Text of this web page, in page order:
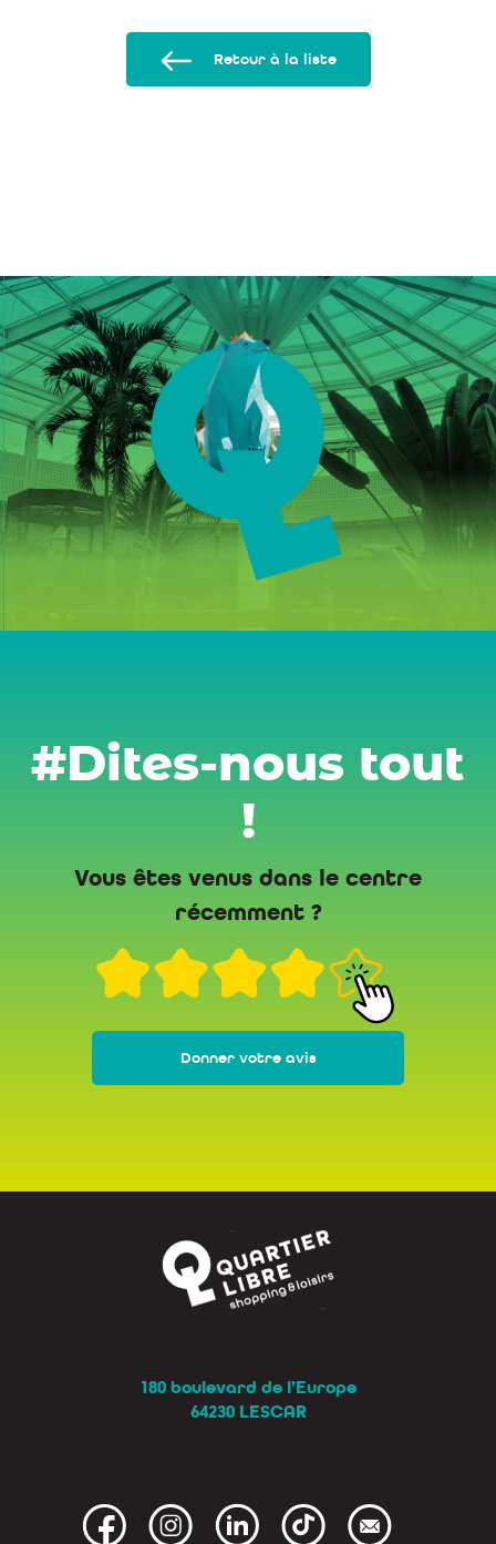
Retour à la liste
#Dites-nous tout
!
Vous êtes venus dans le centre
récemment ?
Donner votre avis
180 boulevard de l’Europe
64230 LESCAR